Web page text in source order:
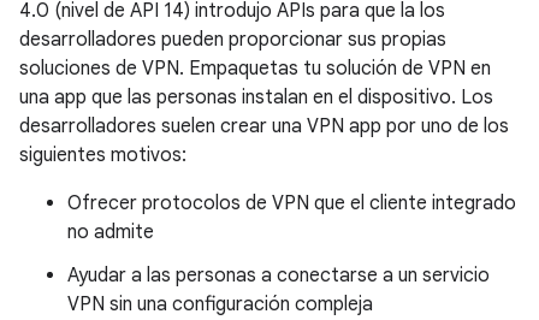
4.0 (nivel de API 14) introdujo APIs para que la los
desarrolladores pueden proporcionar sus propias
soluciones de VPN. Empaquetas tu solución de VPN en
una app que las personas instalan en el dispositivo. Los
desarrolladores suelen crear una VPN app por uno de los
siguientes motivos:
Ofrecer protocolos de VPN que el cliente integrado
no admite
Ayudar a las personas a conectarse a un servicio
VPN sin una configuración compleja